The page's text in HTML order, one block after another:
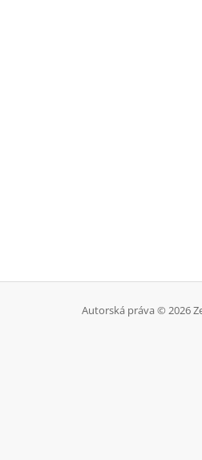
Autorská práva © 2026